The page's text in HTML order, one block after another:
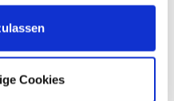
Cookies